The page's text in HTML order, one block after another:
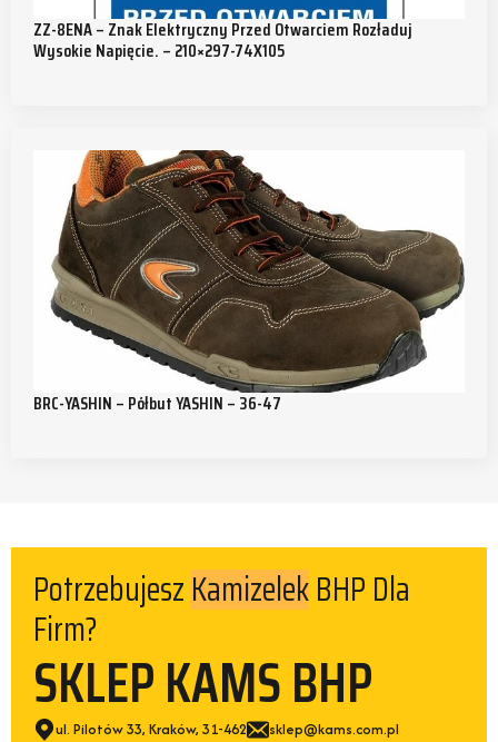
ZZ-8ENA – Znak Elektryczny Przed Otwarciem Rozładuj
Wysokie Napięcie. – 210×297-74X105
BRC-YASHIN – Półbut YASHIN – 36-47
Potrzebujesz Spodni BHP Dla
Firm?
SKLEP KAMS BHP
ul. Pilotów 33, Kraków, 31-462
sklep@kams.com.pl